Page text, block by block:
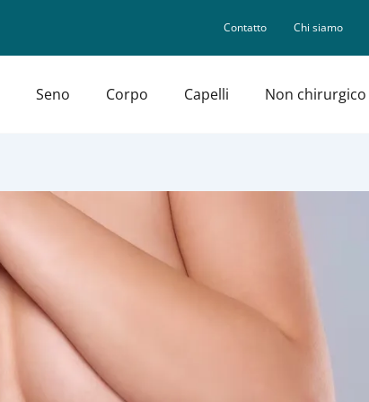
Contatto Chi siamo
Seno Corpo Capelli Non chirurgico